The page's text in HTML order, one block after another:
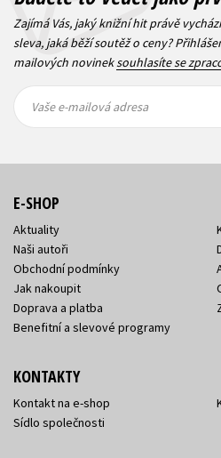
Zajímá Vás, jaký knižní hit právě
sleva, jaká běží soutěž o ceny?
mailových novineksouhlasíte se
mailová
mailová
Vaše e-mailová adresa
E-SHOP
Aktuality
Naši autoři
Obchodní podmínky
Jak nakoupit
Doprava a platba
Benefitní a slevové programy
KONTAKTY
Kontakt na e-shop
Sídlo společnosti